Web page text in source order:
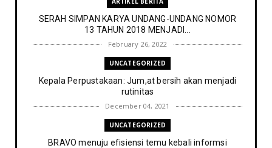
SERAH SIMPAN KARYA UNDANG-UNDANG NOMOR
13 TAHUN 2018 MENJADI...
February 26, 2022
UNCATEGORIZED
Kepala Perpustakaan: Jum,at bersih akan menjadi
rutinitas
December 04, 2021
UNCATEGORIZED
BRAVO menuju efisiensi temu kebali informsi